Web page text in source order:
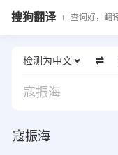
搜狗翻译 查词好，翻
检测为中文
寇振海
寇振海